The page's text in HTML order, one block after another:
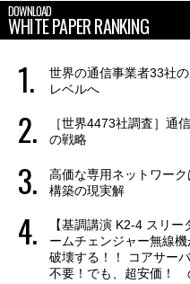
DOWNLOAD
WHITE PAPER RANKING
世界の通信事業者33社
レベルへ
［世界4473社調査］通
の戦略
高価な専用ネットワー
構築の現実解
【基調講演 K2-4 スリ
ームチェンジャー無線
破壊する！！ コアサー
不要！でも、超安価！